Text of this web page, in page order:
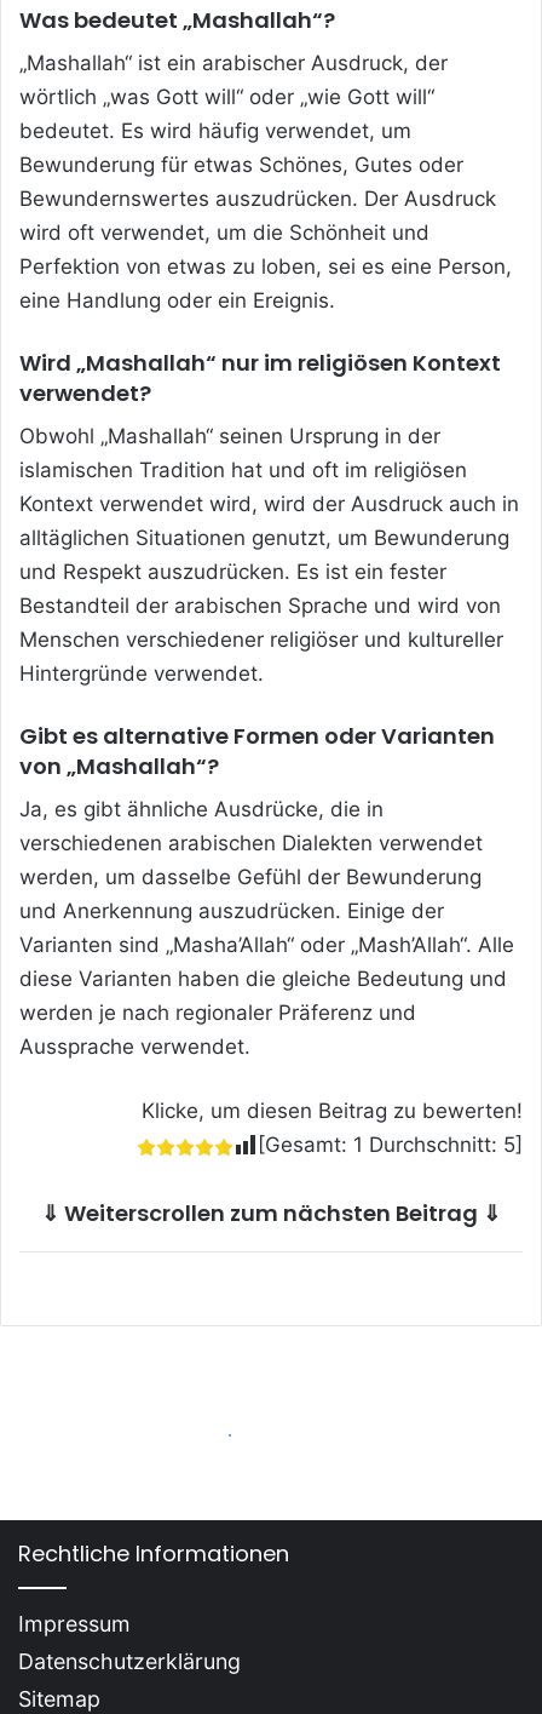
Was bedeutet „Mashallah“?
„Mashallah“ ist ein arabischer Ausdruck, der
wörtlich „was Gott will“ oder „wie Gott will“
bedeutet. Es wird häufig verwendet, um
Bewunderung für etwas Schönes, Gutes oder
Bewundernswertes auszudrücken. Der Ausdruck
wird oft verwendet, um die Schönheit und
Perfektion von etwas zu loben, sei es eine Person,
eine Handlung oder ein Ereignis.
Wird „Mashallah“ nur im religiösen Kontext
verwendet?
Obwohl „Mashallah“ seinen Ursprung in der
islamischen Tradition hat und oft im religiösen
Kontext verwendet wird, wird der Ausdruck auch in
alltäglichen Situationen genutzt, um Bewunderung
und Respekt auszudrücken. Es ist ein fester
Bestandteil der arabischen Sprache und wird von
Menschen verschiedener religiöser und kultureller
Hintergründe verwendet.
Gibt es alternative Formen oder Varianten
von „Mashallah“?
Ja, es gibt ähnliche Ausdrücke, die in
verschiedenen arabischen Dialekten verwendet
werden, um dasselbe Gefühl der Bewunderung
und Anerkennung auszudrücken. Einige der
Varianten sind „Masha’Allah“ oder „Mash’Allah“. Alle
diese Varianten haben die gleiche Bedeutung und
werden je nach regionaler Präferenz und
Aussprache verwendet.
Klicke, um diesen Beitrag zu bewerten!
[Gesamt: 1 Durchschnitt: 5]
⇓ Weiterscrollen zum nächsten Beitrag ⇓
Rechtliche Informationen
Impressum
Datenschutzerklärung
Sitemap